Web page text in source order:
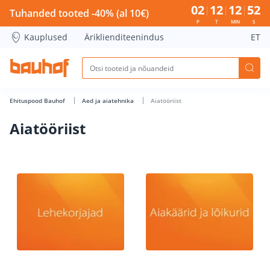
Aiatööriist - Bauhof has loaded
Tuhanded tooted -40% (al 10€) 02
P
12
T
12
MIN
51
S
Kauplused Äriklienditeenindus ET
Ehituspood Bauhof Aed ja aiatehnika Aiatööriist
Aiatööriist